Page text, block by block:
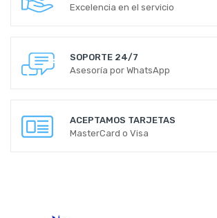
Excelencia en el servicio
SOPORTE 24/7
Asesoría por WhatsApp
ACEPTAMOS TARJETAS
MasterCard o Visa